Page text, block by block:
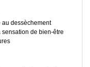
au dessèchement
de bien-être